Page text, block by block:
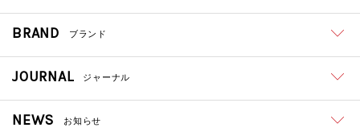
BRAND ブランド
JOURNAL ジャーナル
NEWS お知らせ